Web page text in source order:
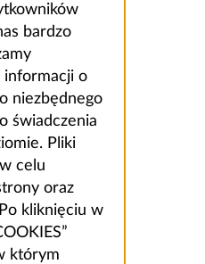
bardzo
informacji o
niezbędnego
świadczenia
Pliki
celu
oraz
kliknięciu w
którym